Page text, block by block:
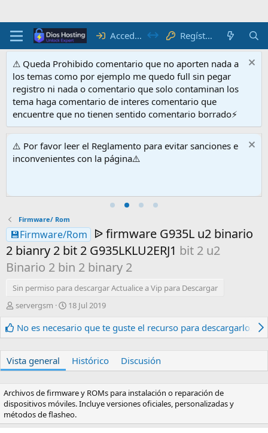
Acceder Regístrate
⚠ Queda Prohibido comentario que no aporten nada a
los temas como por ejemplo me quedo full sin pegar
registro ni nada o comentario que solo contaminan los
tema haga comentario de interes comentario que
encuentre que no tienen sentido comentario borrado⚡
⚠️ Por favor leer el Reglamento para evitar sanciones e
inconvenientes con la página⚠️
Firmware/ Rom
💾Firmware/Rom
ᐉ firmware G935L u2 binario
2 bianry 2 bit 2 G935LKLU2ERJ1 bit 2 u2
Binario 2 bin 2 binary 2
Sin permiso para descargar Actualice a Vip para Descargar
A
t
o
servergsm
F
c
h
e
r
e
a
c
18 Jul 2019
No es necesario que te guste el recurso para descargarlo.
Vista general Histórico Discusión
Archivos de firmware y ROMs para instalación o reparación de
dispositivos móviles. Incluye versiones oficiales, personalizadas y
métodos de flasheo.